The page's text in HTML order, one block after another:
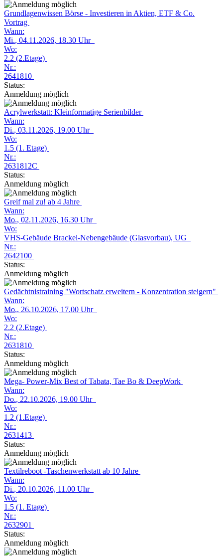
Grundlagenwissen Börse - Investieren in Aktien, ETF & Co.
Vortrag
Wann:
Mi., 04.11.2026, 18.30 Uhr
Wo:
2.2 (2.Etage)
Nr.:
2641810
Status:
Anmeldung möglich
Acrylwerkstatt: Kleinformatige Serienbilder
Wann:
Di., 03.11.2026, 19.00 Uhr
Wo:
1.5 (1. Etage)
Nr.:
2631812C
Status:
Anmeldung möglich
Greif mal zu! ab 4 Jahre
Wann:
Mo., 02.11.2026, 16.30 Uhr
Wo:
VHS-Gebäude Brackel-Nebengebäude (Glasvorbau), UG
Nr.:
2642100
Status:
Anmeldung möglich
Gedächtnistraining "Wortschatz erweitern - Konzentration steigern"
Wann:
Mo., 26.10.2026, 17.00 Uhr
Wo:
2.2 (2.Etage)
Nr.:
2631810
Status:
Anmeldung möglich
Mega- Power-Mix Best of Tabata, Tae Bo & DeepWork
Wann:
Do., 22.10.2026, 19.00 Uhr
Wo:
1.2 (1.Etage)
Nr.:
2631413
Status:
Anmeldung möglich
Textilreboot -Taschenwerkstatt ab 10 Jahre
Wann:
Di., 20.10.2026, 11.00 Uhr
Wo:
1.5 (1. Etage)
Nr.:
2632901
Status:
Anmeldung möglich